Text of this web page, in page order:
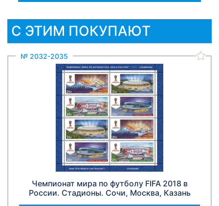
С ЭТИМ ПОКУПАЮТ
№ 2032-2035
Чемпионат мира по футболу FIFA 2018 в
России. Стадионы. Сочи, Москва, Казань